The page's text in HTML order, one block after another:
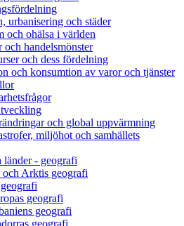
urbanisering och städer
och ohälsa i världen
och handelsmönster
och dess fördelning
och konsumtion av varor och tjänster
och global uppvärmning
miljöhot och samhällets
länder - geografi
Arktis geografi
geografi
geografi
geografi